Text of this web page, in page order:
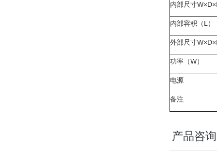
内部尺寸W×D×
内部容积（L ）
外部尺寸W×D×
功率（W）
电源
备注
产品咨询